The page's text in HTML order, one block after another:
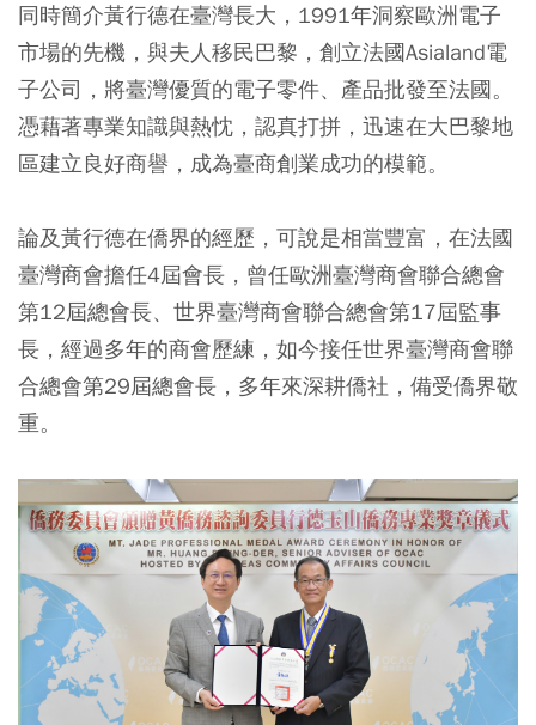
同時簡介黃行德在臺灣長大，1991年洞察歐洲電子
市場的先機，與夫人移民巴黎，創立法國Asialand電
子公司，將臺灣優質的電子零件、產品批發至法國。
憑藉著專業知識與熱忱，認真打拼，迅速在大巴黎地
區建立良好商譽，成為臺商創業成功的模範。
論及黃行德在僑界的經歷，可說是相當豐富，在法國
臺灣商會擔任4屆會長，曾任歐洲臺灣商會聯合總會
第12屆總會長、世界臺灣商會聯合總會第17屆監事
長，經過多年的商會歷練，如今接任世界臺灣商會聯
合總會第29屆總會長，多年來深耕僑社，備受僑界敬
重。